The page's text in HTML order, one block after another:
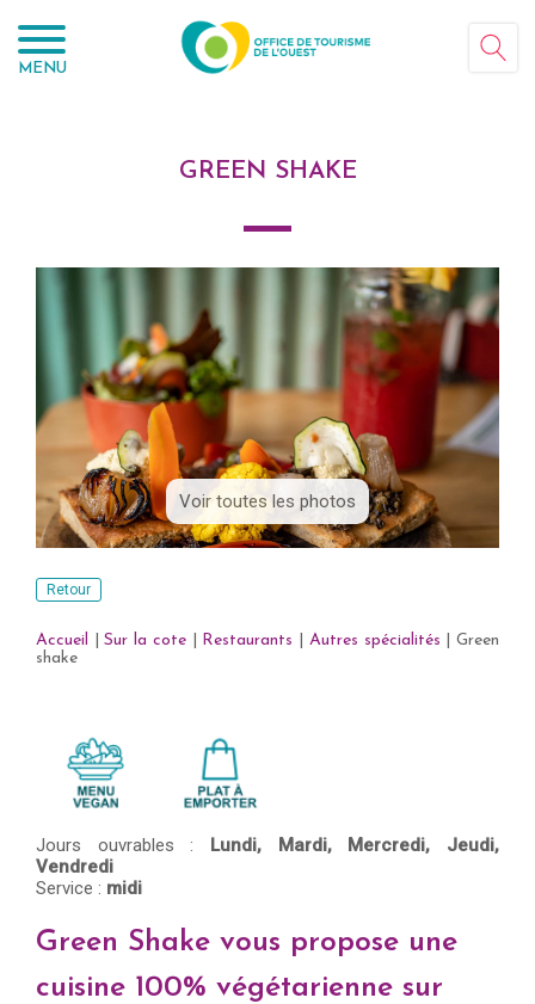
MENU
GREEN SHAKE
Voir toutes les photos
Retour
Accueil |Sur la cote| Restaurants Autres spécialités |Green
shake
Jours ouvrables : Lundi, Mardi, Mercredi, Jeudi,
Vendredi
Service : midi
Green Shake vous propose une
cuisine 100% végétarienne sur